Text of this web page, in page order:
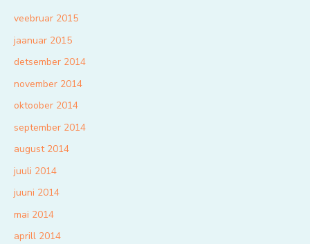
veebruar 2015
jaanuar 2015
detsember 2014
november 2014
oktoober 2014
september 2014
august 2014
juuli 2014
juuni 2014
mai 2014
aprill 2014